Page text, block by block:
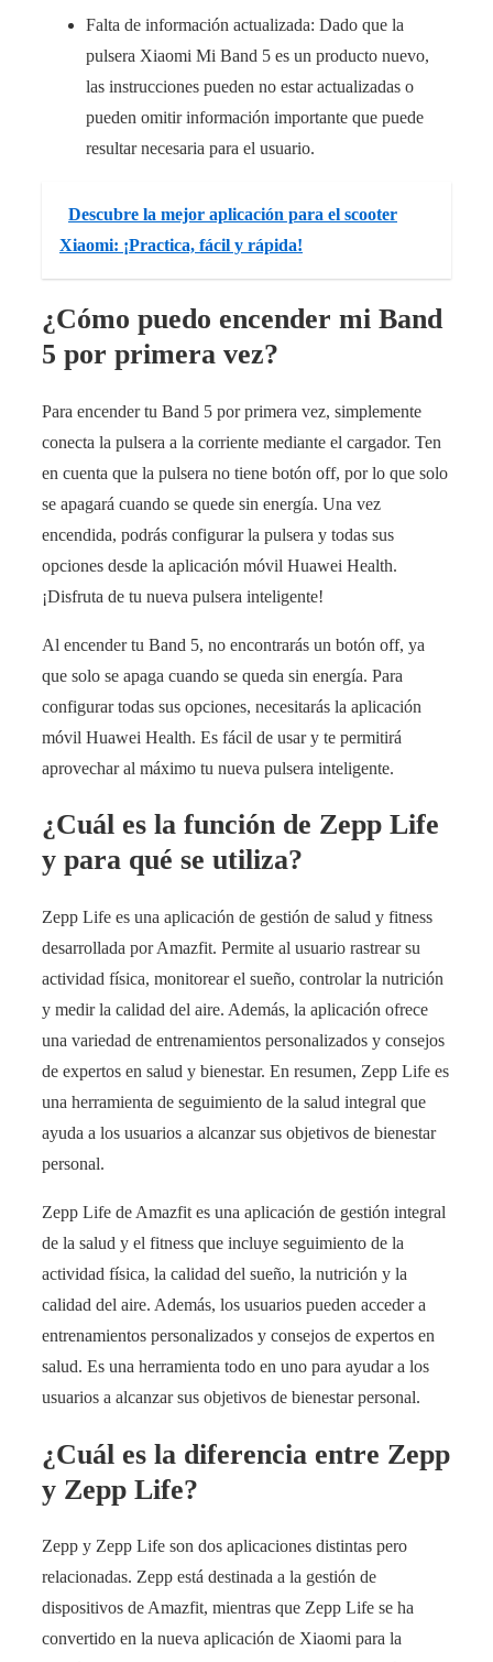
Falta de información actualizada: Dado que la
pulsera Xiaomi Mi Band 5 es un producto nuevo,
las instrucciones pueden no estar actualizadas o
pueden omitir información importante que puede
resultar necesaria para el usuario.
Descubre la mejor aplicación para el scooter
Xiaomi: ¡Practica, fácil y rápida!
¿Cómo puedo encender mi Band
5 por primera vez?
Para encender tu Band 5 por primera vez, simplemente
conecta la pulsera a la corriente mediante el cargador. Ten
en cuenta que la pulsera no tiene botón off, por lo que solo
se apagará cuando se quede sin energía. Una vez
encendida, podrás configurar la pulsera y todas sus
opciones desde la aplicación móvil Huawei Health.
¡Disfruta de tu nueva pulsera inteligente!
Al encender tu Band 5, no encontrarás un botón off, ya
que solo se apaga cuando se queda sin energía. Para
configurar todas sus opciones, necesitarás la aplicación
móvil Huawei Health. Es fácil de usar y te permitirá
aprovechar al máximo tu nueva pulsera inteligente.
¿Cuál es la función de Zepp Life
y para qué se utiliza?
Zepp Life es una aplicación de gestión de salud y fitness
desarrollada por Amazfit. Permite al usuario rastrear su
actividad física, monitorear el sueño, controlar la nutrición
y medir la calidad del aire. Además, la aplicación ofrece
una variedad de entrenamientos personalizados y consejos
de expertos en salud y bienestar. En resumen, Zepp Life es
una herramienta de seguimiento de la salud integral que
ayuda a los usuarios a alcanzar sus objetivos de bienestar
personal.
Zepp Life de Amazfit es una aplicación de gestión integral
de la salud y el fitness que incluye seguimiento de la
actividad física, la calidad del sueño, la nutrición y la
calidad del aire. Además, los usuarios pueden acceder a
entrenamientos personalizados y consejos de expertos en
salud. Es una herramienta todo en uno para ayudar a los
usuarios a alcanzar sus objetivos de bienestar personal.
¿Cuál es la diferencia entre Zepp
y Zepp Life?
Zepp y Zepp Life son dos aplicaciones distintas pero
relacionadas. Zepp está destinada a la gestión de
dispositivos de Amazfit, mientras que Zepp Life se ha
convertido en la nueva aplicación de Xiaomi para la